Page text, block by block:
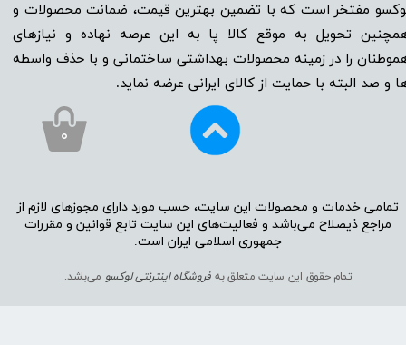
مفتخر است که با تضمین بهترین قیمت، ضمانت محصولات و
تحویل به موقع کالا پا به این عرصه نهاده و نیاز‌‌‌‌‌‌‌‌های
را در زمینه‌‌‌ محصولات بهداشتی ساختمانی و با حذف واسطه
و صد البته با حمایت از کالای ایرانی عرضه نماید.
تمامی خدمات و محصولات این سایت، حسب مورد دارای مجوز‌‌‌‌های لازم از
مراجع ذیصلاح می‌باشد و فعالیت‌‌‌‌های این سایت تابع قوانین و مقررات
جمهوری اسلامی ایران است.​​​​​​​
تمام حقوق این سایت متعلق بهفروشگاه اینترنتی لوکسومی‌باشد.
۰